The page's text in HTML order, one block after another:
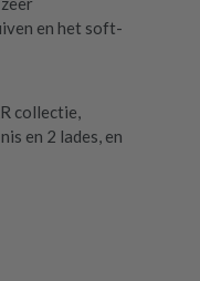
en het soft-
collectie,
en 2 lades, en